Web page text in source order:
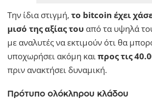
Την ίδια στιγμή, το bitcoin έχει
μισό της αξίας του από τα υψηλά
με αναλυτές να εκτιμούν ότι θα
υποχωρήσει ακόμη καιπρος τις
πριν ανακτήσει δυναμική.
Πρότυπο ολόκληρου κλάδου